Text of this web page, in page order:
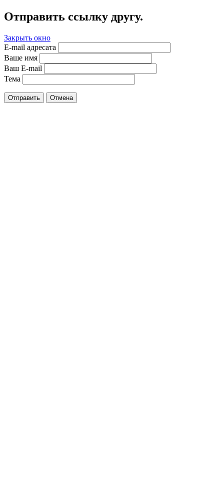
Отправить ссылку другу.
Закрыть окно
E-mail адресата
Ваше имя
Ваш E-mail
Тема
Отправить Отмена